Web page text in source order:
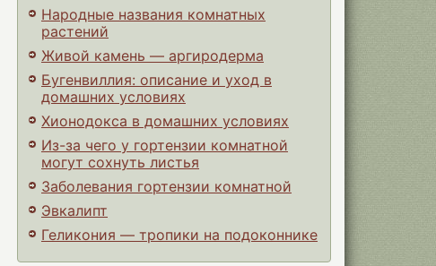
Народные названия комнатных
растений
Живой камень — аргиродерма
Бугенвиллия: описание и уход в
домашних условиях
Хионодокса в домашних условиях
Из-за чего у гортензии комнатной
могут сохнуть листья
Заболевания гортензии комнатной
Эвкалипт
Геликония — тропики на подоконнике